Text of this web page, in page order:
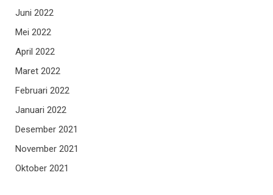
Juni 2022
Mei 2022
April 2022
Maret 2022
Februari 2022
Januari 2022
Desember 2021
November 2021
Oktober 2021